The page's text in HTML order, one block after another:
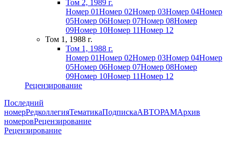
Том 2, 1989 г.
Номер 01Номер 02Номер 03Номер 04Номер
05Номер 06Номер 07Номер 08Номер
09Номер 10Номер 11Номер 12
Том 1, 1988 г.
Том 1, 1988 г.
Номер 01Номер 02Номер 03Номер 04Номер
05Номер 06Номер 07Номер 08Номер
09Номер 10Номер 11Номер 12
Рецензирование
Последний
номерРедколлегияТематикаПодпискаАВТОРАМАрхив
номеровРецензирование
Рецензирование